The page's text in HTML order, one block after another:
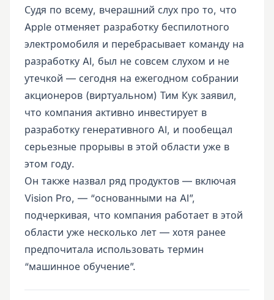
Судя по всему, вчерашний слух про то, что
Apple отменяет разработку беспилотного
электромобиля и перебрасывает команду на
разработку AI, был не совсем слухом и не
утечкой — сегодня на ежегодном собрании
акционеров (виртуальном) Тим Кук заявил,
что компания активно инвестирует в
разработку генеративного AI, и пообещал
серьезные прорывы в этой области уже в
этом году.
Он также назвал ряд продуктов — включая
Vision Pro, — “основанными на AI”,
подчеркивая, что компания работает в этой
области уже несколько лет — хотя ранее
предпочитала использовать термин
“машинное обучение”.